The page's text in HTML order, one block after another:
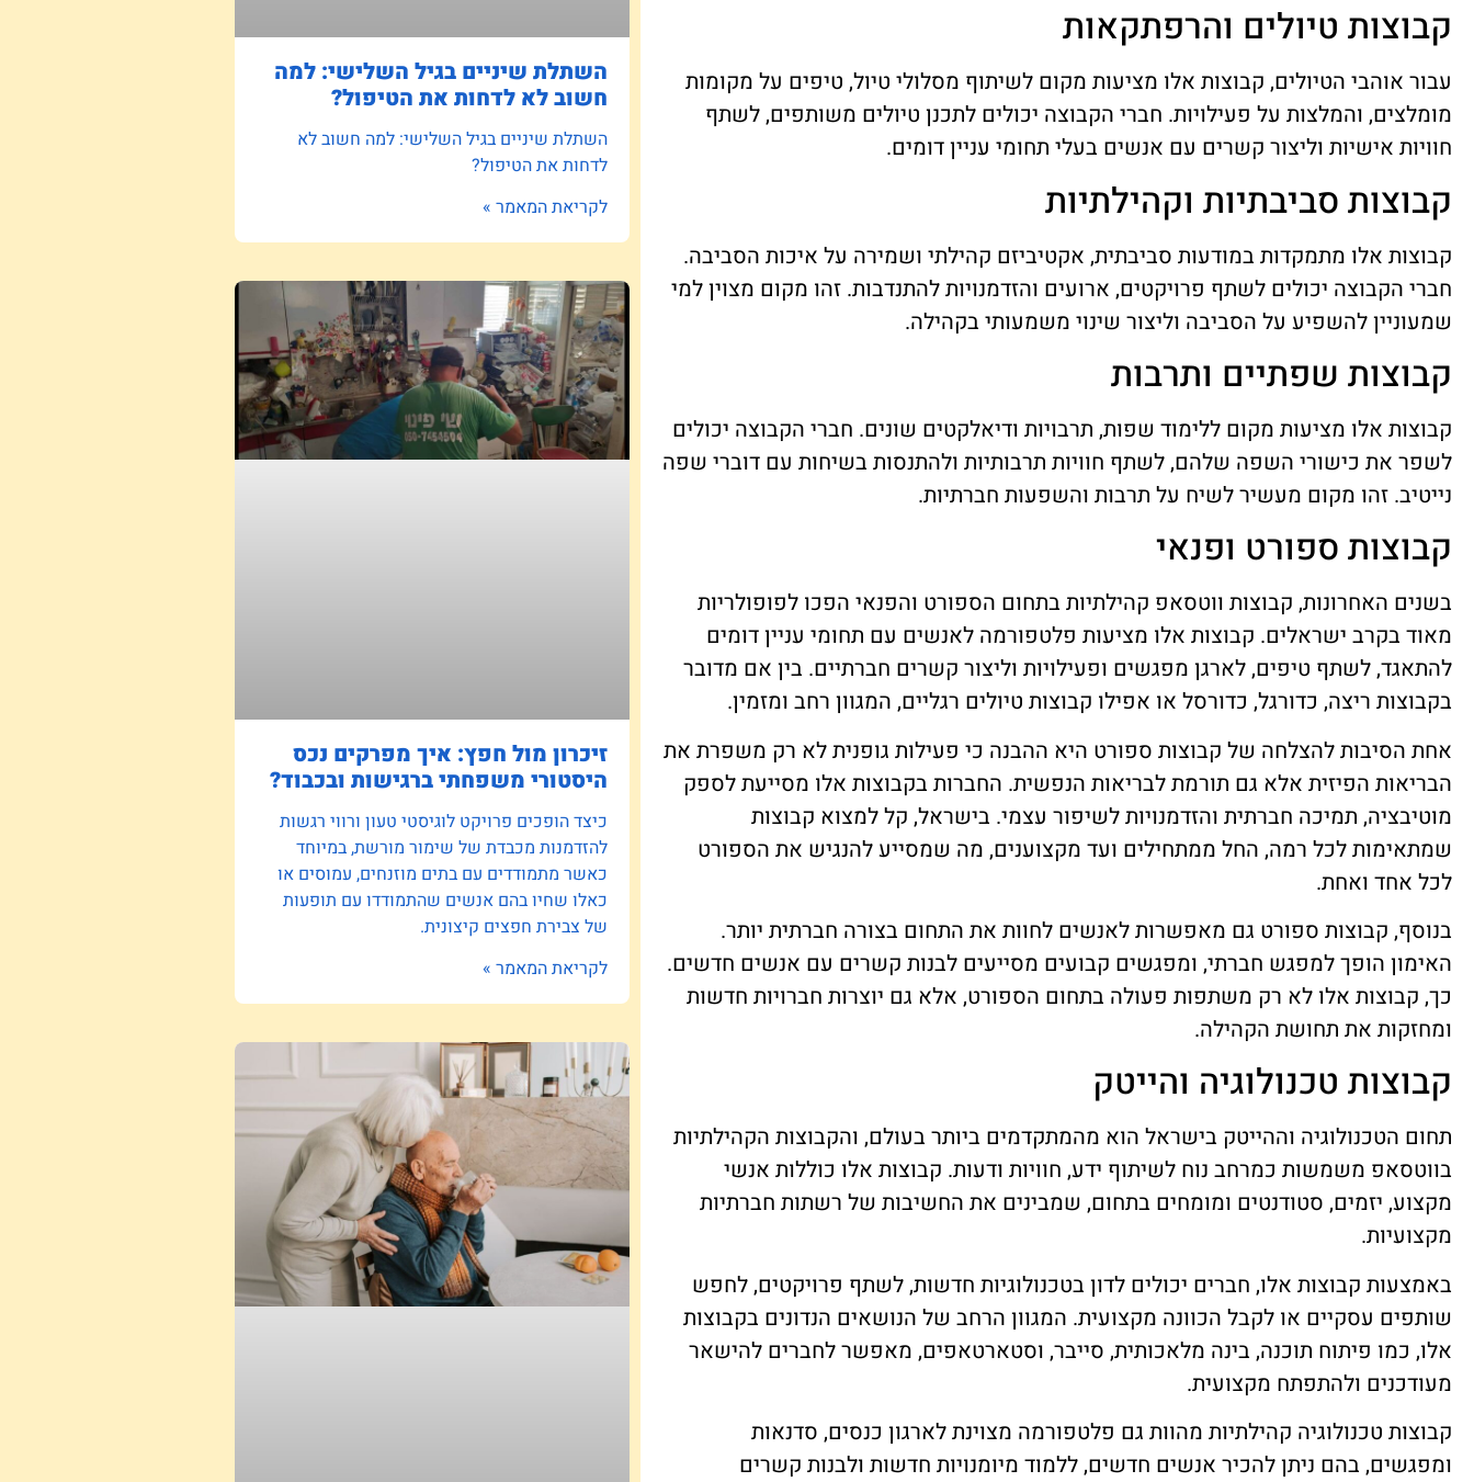
קבוצות טיולים והרפתקאות
עבור אוהבי הטיולים, קבוצות אלו מציעות מקום לשיתוף מסלולי טיול, טיפים על מקומות
מומלצים, והמלצות על פעילויות. חברי הקבוצה יכולים לתכנן טיולים משותפים, לשתף
חוויות אישיות וליצור קשרים עם אנשים בעלי תחומי עניין דומים.
קבוצות סביבתיות וקהילתיות
קבוצות אלו מתמקדות במודעות סביבתית, אקטיביזם קהילתי ושמירה על איכות הסביבה.
חברי הקבוצה יכולים לשתף פרויקטים, ארועים והזדמנויות להתנדבות. זהו מקום מצוין למי
שמעוניין להשפיע על הסביבה וליצור שינוי משמעותי בקהילה.
קבוצות שפתיים ותרבות
קבוצות אלו מציעות מקום ללימוד שפות, תרבויות ודיאלקטים שונים. חברי הקבוצה יכולים
לשפר את כישורי השפה שלהם, לשתף חוויות תרבותיות ולהתנסות בשיחות עם דוברי שפה
נייטיב. זהו מקום מעשיר לשיח על תרבות והשפעות חברתיות.
קבוצות ספורט ופנאי
בשנים האחרונות, קבוצות ווטסאפ קהילתיות בתחום הספורט והפנאי הפכו לפופולריות
מאוד בקרב ישראלים. קבוצות אלו מציעות פלטפורמה לאנשים עם תחומי עניין דומים
להתאגד, לשתף טיפים, לארגן מפגשים ופעילויות וליצור קשרים חברתיים. בין אם מדובר
בקבוצות ריצה, כדורגל, כדורסל או אפילו קבוצות טיולים רגליים, המגוון רחב ומזמין.
אחת הסיבות להצלחה של קבוצות ספורט היא ההבנה כי פעילות גופנית לא רק משפרת את
הבריאות הפיזית אלא גם תורמת לבריאות הנפשית. החברות בקבוצות אלו מסייעת לספק
מוטיבציה, תמיכה חברתית והזדמנויות לשיפור עצמי. בישראל, קל למצוא קבוצות
שמתאימות לכל רמה, החל ממתחילים ועד מקצוענים, מה שמסייע להנגיש את הספורט
לכל אחד ואחת.
בנוסף, קבוצות ספורט גם מאפשרות לאנשים לחוות את התחום בצורה חברתית יותר.
האימון הופך למפגש חברתי, ומפגשים קבועים מסייעים לבנות קשרים עם אנשים חדשים.
כך, קבוצות אלו לא רק משתפות פעולה בתחום הספורט, אלא גם יוצרות חברויות חדשות
ומחזקות את תחושת הקהילה.
קבוצות טכנולוגיה והייטק
תחום הטכנולוגיה וההייטק בישראל הוא מהמתקדמים ביותר בעולם, והקבוצות הקהילתיות
בווטסאפ משמשות כמרחב נוח לשיתוף ידע, חוויות ודעות. קבוצות אלו כוללות אנשי
מקצוע, יזמים, סטודנטים ומומחים בתחום, שמבינים את החשיבות של רשתות חברתיות
מקצועיות.
באמצעות קבוצות אלו, חברים יכולים לדון בטכנולוגיות חדשות, לשתף פרויקטים, לחפש
שותפים עסקיים או לקבל הכוונה מקצועית. המגוון הרחב של הנושאים הנדונים בקבוצות
אלו, כמו פיתוח תוכנה, בינה מלאכותית, סייבר, וסטארטאפים, מאפשר לחברים להישאר
מעודכנים ולהתפתח מקצועית.
קבוצות טכנולוגיה קהילתיות מהוות גם פלטפורמה מצוינת לארגון כנסים, סדנאות
ומפגשים, בהם ניתן להכיר אנשים חדשים, ללמוד מיומנויות חדשות ולבנות קשרים
השתלת שיניים בגיל השלישי: למה
חשוב לא לדחות את הטיפול?
השתלת שיניים בגיל השלישי: למה חשוב לא
לדחות את הטיפול?
לקריאת המאמר »
זיכרון מול חפץ: איך מפרקים נכס
היסטורי משפחתי ברגישות ובכבוד?
כיצד הופכים פרויקט לוגיסטי טעון ורווי רגשות
להזדמנות מכבדת של שימור מורשת, במיוחד
כאשר מתמודדים עם בתים מוזנחים, עמוסים או
כאלו שחיו בהם אנשים שהתמודדו עם תופעות
של צבירת חפצים קיצונית.
לקריאת המאמר »